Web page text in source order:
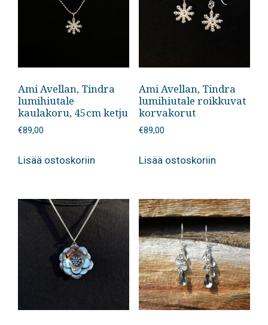
Ami Avellan, Tindra
lumihiutale
kaulakoru, 45cm ketju
€89,00
Lisää ostoskoriin
Ami Avellan, Tindra
lumihiutale roikkuvat
korvakorut
€89,00
Lisää ostoskoriin